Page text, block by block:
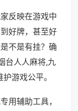
反映在游戏中
好牌，甚至好
不是有挂？确
台人人麻将,九
游戏公平。
用辅助工具，